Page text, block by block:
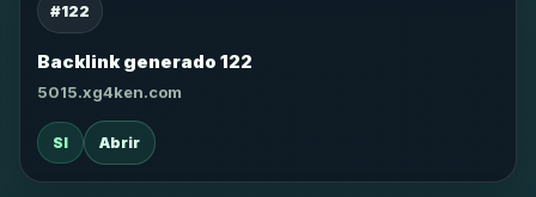
#122
Backlink generado 122
5015.xg4ken.com
SI Abrir